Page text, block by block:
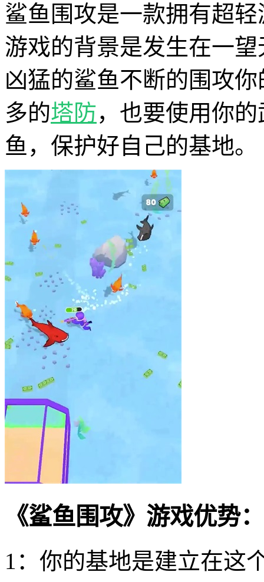
鲨鱼围攻是一款拥有超
游戏的背景是发生在一
凶猛的鲨鱼不断的围攻
多的塔防，也要使用你
鱼，保护好自己的基地。
《鲨鱼围攻》游戏优势：
1：你的基地是建立在这